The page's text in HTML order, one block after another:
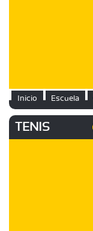
Inicio Escuela
TENIS